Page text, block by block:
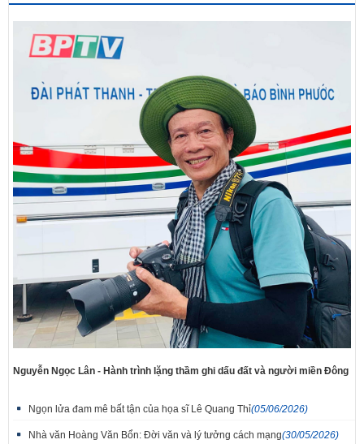
Nguyễn Ngọc Lân - Hành trình lặng thầm ghi dấu đất và người miền Đông
Ngọn lửa đam mê bất tận của họa sĩ Lê Quang Thỉ(05/06/2026)
Nhà văn Hoàng Văn Bổn: Đời văn và lý tưởng cách mạng(30/05/2026)